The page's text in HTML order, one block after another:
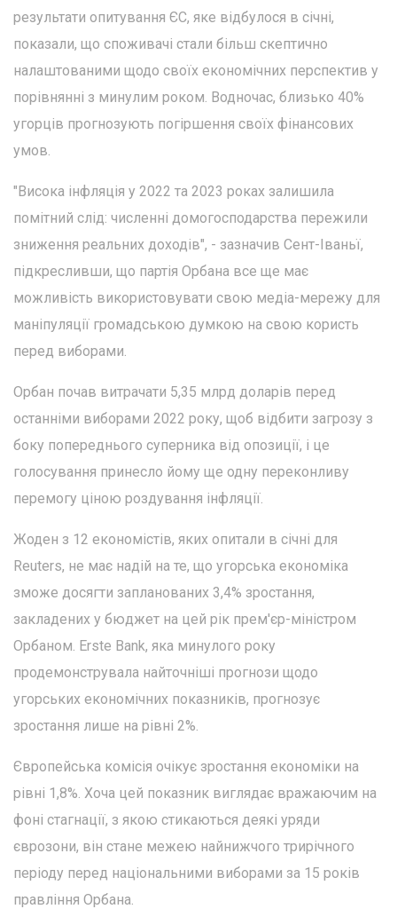
результати опитування ЄС, яке відбулося в січні,
показали, що споживачі стали більш скептично
налаштованими щодо своїх економічних перспектив у
порівнянні з минулим роком. Водночас, близько 40%
угорців прогнозують погіршення своїх фінансових
умов.
"Висока інфляція у 2022 та 2023 роках залишила
помітний слід: численні домогосподарства пережили
зниження реальних доходів", - зазначив Сент-Іваньї,
підкресливши, що партія Орбана все ще має
можливість використовувати свою медіа-мережу для
маніпуляції громадською думкою на свою користь
перед виборами.
Орбан почав витрачати 5,35 млрд доларів перед
останніми виборами 2022 року, щоб відбити загрозу з
боку попереднього суперника від опозиції, і це
голосування принесло йому ще одну переконливу
перемогу ціною роздування інфляції.
Жоден з 12 економістів, яких опитали в січні для
Reuters, не має надій на те, що угорська економіка
зможе досягти запланованих 3,4% зростання,
закладених у бюджет на цей рік прем'єр-міністром
Орбаном. Erste Bank, яка минулого року
продемонструвала найточніші прогнози щодо
угорських економічних показників, прогнозує
зростання лише на рівні 2%.
Європейська комісія очікує зростання економіки на
рівні 1,8%. Хоча цей показник виглядає вражаючим на
фоні стагнації, з якою стикаються деякі уряди
єврозони, він стане межею найнижчого трирічного
періоду перед національними виборами за 15 років
правління Орбана.